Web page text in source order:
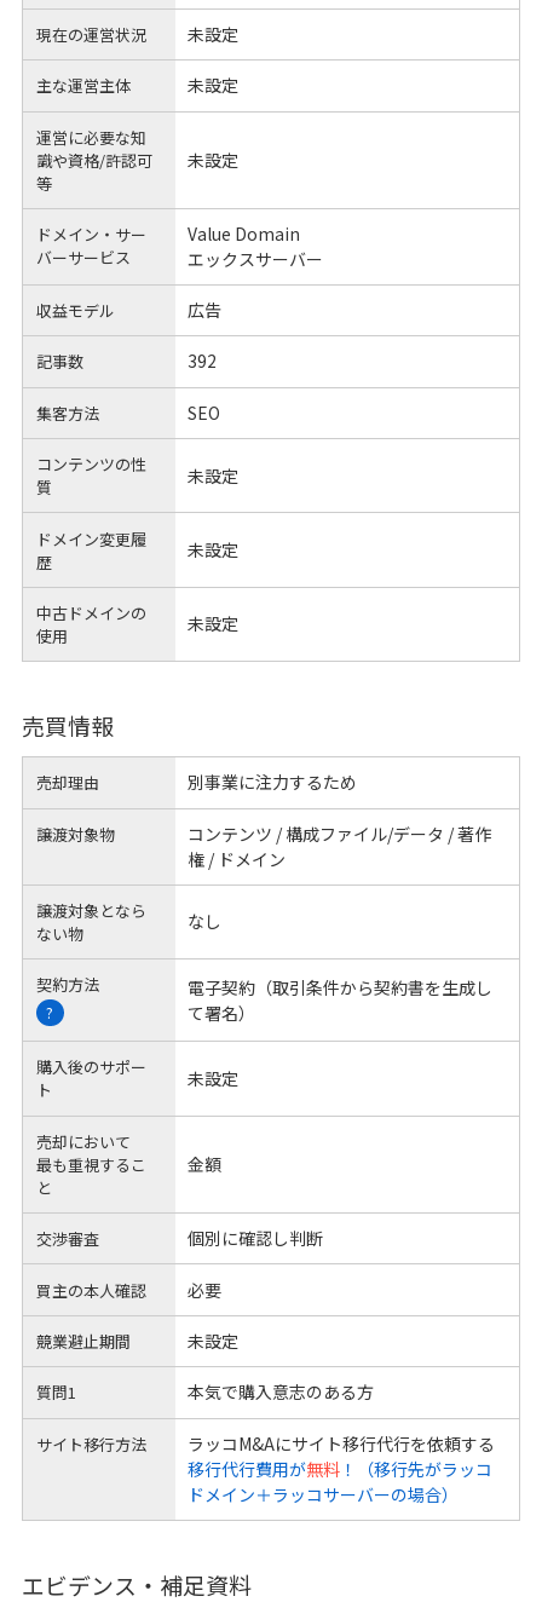
現在の運営状況 未設定
主な運営主体 未設定
運営に必要な知
識や資格/許認可
等
未設定
ドメイン・サー
バーサービス
Value Domain
エックスサーバー
収益モデル 広告
記事数 392
集客方法 SEO
コンテンツの性
質
未設定
ドメイン変更履
歴
未設定
中古ドメインの
使用
未設定
売買情報
売却理由 別事業に注力するため
譲渡対象物
コンテンツ / 構成ファイル/データ / 著作
権 / ドメイン
譲渡対象となら
ない物
なし
契約方法
?
電子契約（取引条件から契約書を生成し
て署名）
購入後のサポー
ト
未設定
売却において
最も重視するこ
と
金額
交渉審査 個別に確認し判断
買主の本人確認 必要
競業避止期間 未設定
質問1 本気で購入意志のある方
サイト移行方法
ラッコM&Aにサイト移行代行を依頼する
移行代行費用が無料！（移行先がラッコ
ドメイン＋ラッコサーバーの場合）
エビデンス・補足資料